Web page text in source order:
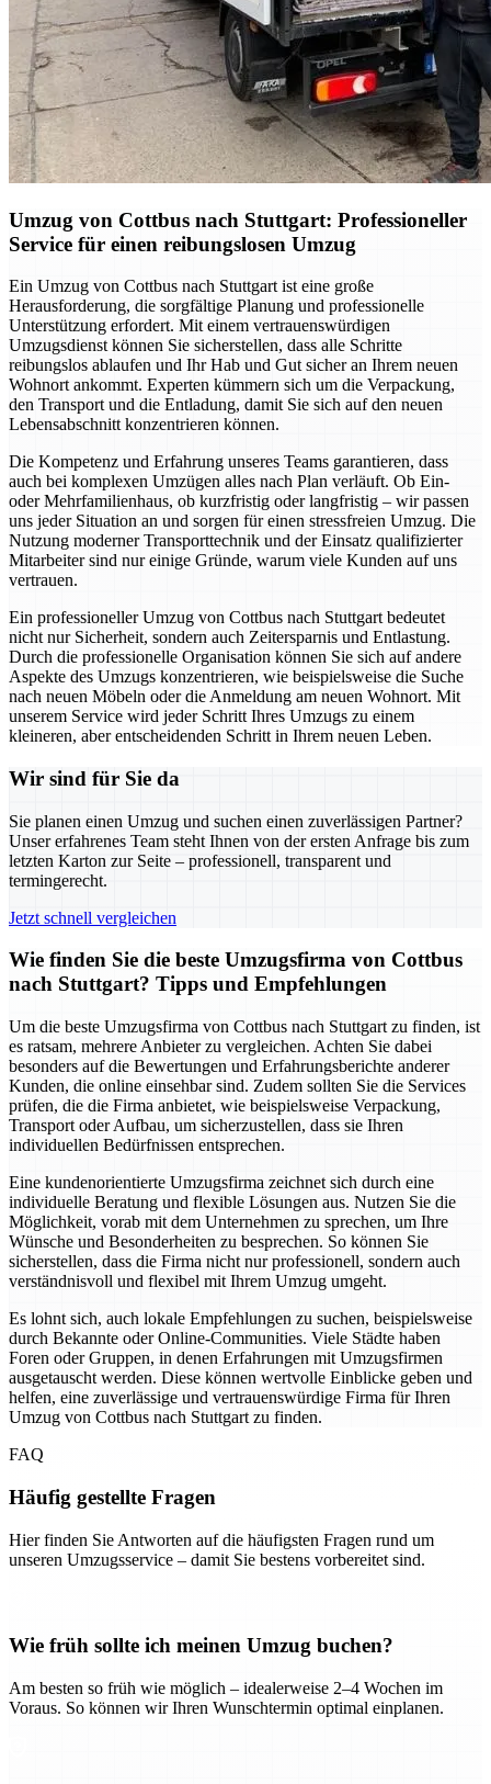
Umzug von Cottbus nach Stuttgart: Professioneller
Service für einen reibungslosen Umzug
Ein Umzug von Cottbus nach Stuttgart ist eine große
Herausforderung, die sorgfältige Planung und professionelle
Unterstützung erfordert. Mit einem vertrauenswürdigen
Umzugsdienst können Sie sicherstellen, dass alle Schritte
reibungslos ablaufen und Ihr Hab und Gut sicher an Ihrem neuen
Wohnort ankommt. Experten kümmern sich um die Verpackung,
den Transport und die Entladung, damit Sie sich auf den neuen
Lebensabschnitt konzentrieren können.
Die Kompetenz und Erfahrung unseres Teams garantieren, dass
auch bei komplexen Umzügen alles nach Plan verläuft. Ob Ein-
oder Mehrfamilienhaus, ob kurzfristig oder langfristig – wir passen
uns jeder Situation an und sorgen für einen stressfreien Umzug. Die
Nutzung moderner Transporttechnik und der Einsatz qualifizierter
Mitarbeiter sind nur einige Gründe, warum viele Kunden auf uns
vertrauen.
Ein professioneller Umzug von Cottbus nach Stuttgart bedeutet
nicht nur Sicherheit, sondern auch Zeitersparnis und Entlastung.
Durch die professionelle Organisation können Sie sich auf andere
Aspekte des Umzugs konzentrieren, wie beispielsweise die Suche
nach neuen Möbeln oder die Anmeldung am neuen Wohnort. Mit
unserem Service wird jeder Schritt Ihres Umzugs zu einem
kleineren, aber entscheidenden Schritt in Ihrem neuen Leben.
Wir sind für Sie da
Sie planen einen Umzug und suchen einen zuverlässigen Partner?
Unser erfahrenes Team steht Ihnen von der ersten Anfrage bis zum
letzten Karton zur Seite – professionell, transparent und
termingerecht.
Jetzt schnell vergleichen
Wie finden Sie die beste Umzugsfirma von Cottbus
nach Stuttgart? Tipps und Empfehlungen
Um die beste Umzugsfirma von Cottbus nach Stuttgart zu finden, ist
es ratsam, mehrere Anbieter zu vergleichen. Achten Sie dabei
besonders auf die Bewertungen und Erfahrungsberichte anderer
Kunden, die online einsehbar sind. Zudem sollten Sie die Services
prüfen, die die Firma anbietet, wie beispielsweise Verpackung,
Transport oder Aufbau, um sicherzustellen, dass sie Ihren
individuellen Bedürfnissen entsprechen.
Eine kundenorientierte Umzugsfirma zeichnet sich durch eine
individuelle Beratung und flexible Lösungen aus. Nutzen Sie die
Möglichkeit, vorab mit dem Unternehmen zu sprechen, um Ihre
Wünsche und Besonderheiten zu besprechen. So können Sie
sicherstellen, dass die Firma nicht nur professionell, sondern auch
verständnisvoll und flexibel mit Ihrem Umzug umgeht.
Es lohnt sich, auch lokale Empfehlungen zu suchen, beispielsweise
durch Bekannte oder Online-Communities. Viele Städte haben
Foren oder Gruppen, in denen Erfahrungen mit Umzugsfirmen
ausgetauscht werden. Diese können wertvolle Einblicke geben und
helfen, eine zuverlässige und vertrauenswürdige Firma für Ihren
Umzug von Cottbus nach Stuttgart zu finden.
FAQ
Häufig gestellte Fragen
Hier finden Sie Antworten auf die häufigsten Fragen rund um
unseren Umzugsservice – damit Sie bestens vorbereitet sind.
Wie früh sollte ich meinen Umzug buchen?
Am besten so früh wie möglich – idealerweise 2–4 Wochen im
Voraus. So können wir Ihren Wunschtermin optimal einplanen.